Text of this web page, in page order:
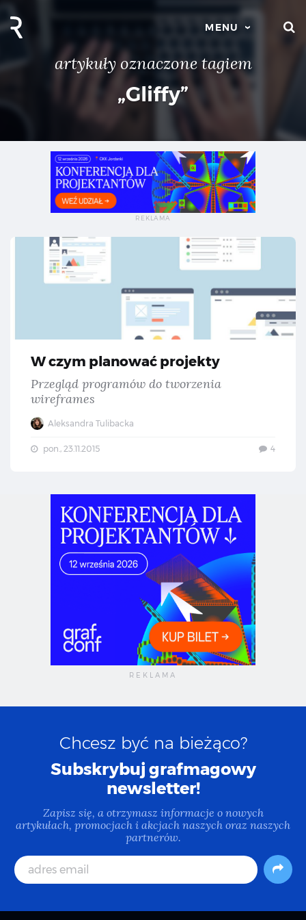
MENU
artykuły oznaczone tagiem
„Gliffy”
W czym planować projekty
Przegląd programów do tworzenia
wireframes
Aleksandra Tulibacka
pon., 23.11.2015 4
Chcesz być na bieżąco?
Subskrybuj grafmagowy
newsletter!
Zapisz się, a otrzymasz informacje o nowych
artykułach, promocjach i akcjach naszych oraz naszych
partnerów.